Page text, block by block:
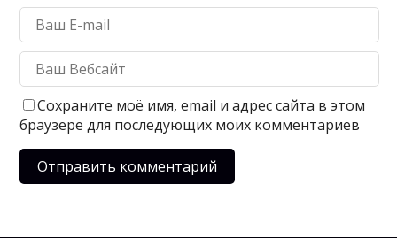
Сохраните моё имя, email и адрес сайта в этом
браузере для последующих моих комментариев